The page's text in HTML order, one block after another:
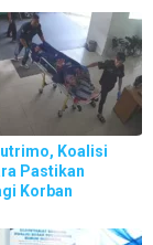
Koalisi
Pastikan
Korban